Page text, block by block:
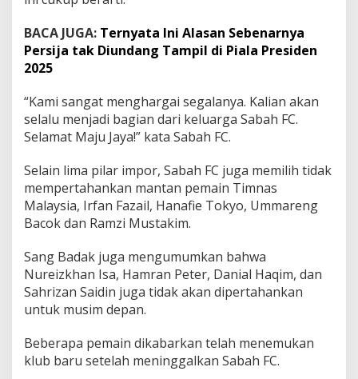
BACA JUGA: Ternyata Ini Alasan Sebenarnya
Persija tak Diundang Tampil di Piala Presiden
2025
“Kami sangat menghargai segalanya. Kalian akan
selalu menjadi bagian dari keluarga Sabah FC.
Selamat Maju Jaya!” kata Sabah FC.
Selain lima pilar impor, Sabah FC juga memilih tidak
mempertahankan mantan pemain Timnas
Malaysia, Irfan Fazail, Hanafie Tokyo, Ummareng
Bacok dan Ramzi Mustakim.
Sang Badak juga mengumumkan bahwa
Nureizkhan Isa, Hamran Peter, Danial Haqim, dan
Sahrizan Saidin juga tidak akan dipertahankan
untuk musim depan.
Beberapa pemain dikabarkan telah menemukan
klub baru setelah meninggalkan Sabah FC.